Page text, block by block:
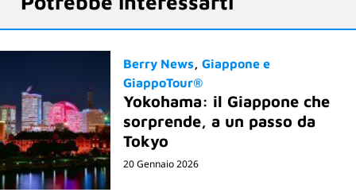
Berry News
Giappone e
GiappoTour®
Yokohama: il Giappone che
sorprende, a un passo da
Tokyo
20 Gennaio 2026